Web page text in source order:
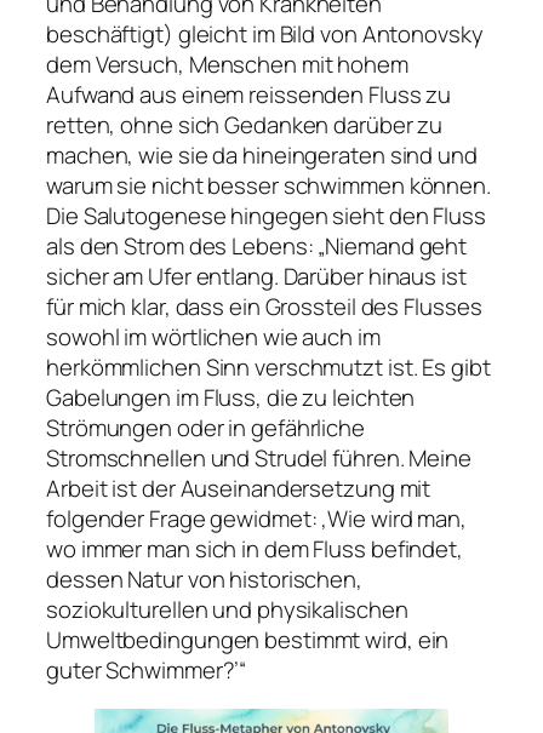
beschäftigt) gleicht im Bild von Antonovsky
dem Versuch, Menschen mit hohem
Aufwand aus einem reissenden Fluss zu
retten, ohne sich Gedanken darüber zu
machen, wie sie da hineingeraten sind und
warum sie nicht besser schwimmen können.
Die Salutogenese hingegen sieht den Fluss
als den Strom des Lebens:„Niemand geht
sicher am Ufer entlang. Darüber hinaus ist
für mich klar, dass ein Grossteil des Flusses
sowohl im wörtlichen wie auch im
herkömmlichen Sinn verschmutzt ist. Es gibt
Gabelungen im Fluss, die zu leichten
Strömungen oder in gefährliche
Stromschnellen und Strudel führen. Meine
Arbeit ist der Auseinandersetzung mit
folgender Frage gewidmet: ‚Wie wird man,
wo immer man sich in dem Fluss befindet,
dessen Natur von historischen,
soziokulturellen und physikalischen
Umweltbedingungen bestimmt wird, ein
guter Schwimmer?’“